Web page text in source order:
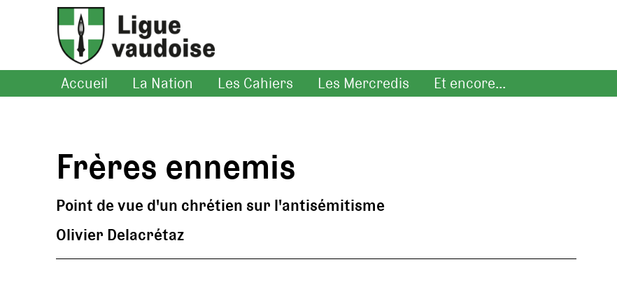
Accueil La Nation Les Cahiers Les Mercredis Et encore...
Frères ennemis
Point de vue d'un chrétien sur l'antisémitisme
Olivier Delacrétaz